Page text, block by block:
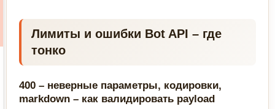
Лимиты и ошибки Bot API – где
тонко
400 – неверные параметры, кодировки,
markdown – как валидировать payload